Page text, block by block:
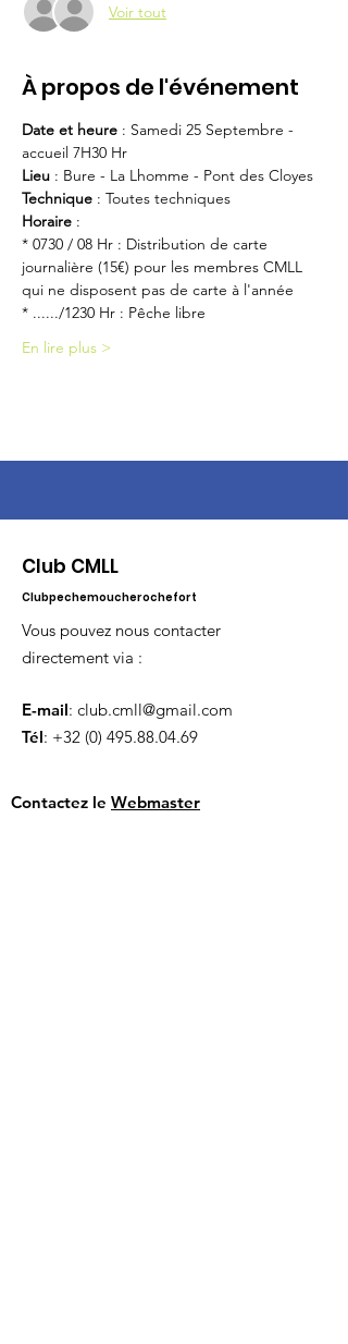
Voir tout
À propos de l'événement
Date et heure : Samedi 25 Septembre -
accueil 7H30 Hr
Lieu : Bure - La Lhomme - Pont des Cloyes
Technique : Toutes techniques
Horaire :
* 0730 / 08 Hr : Distribution de carte
journalière (15€) pour les membres CMLL
qui ne disposent pas de carte à l'année
* ....../1230 Hr : Pêche libre
En lire plus >
Club CMLL
Clubpechemoucherochefort
Vous pouvez nous contacter
directement via :
E-mail: club.cmll@gmail.com
Tél: +32 (0) 495.88.04.69
Contactez le Webmaster